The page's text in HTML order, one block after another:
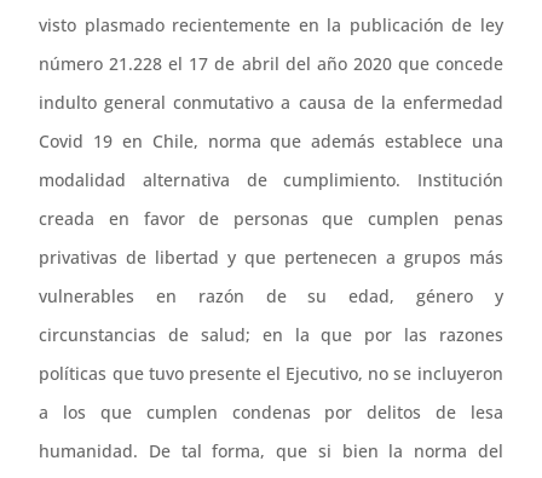
visto plasmado recientemente en la publicación de ley
número 21.228 el 17 de abril del año 2020 que concede
indulto general conmutativo a causa de la enfermedad
Covid 19 en Chile, norma que además establece una
modalidad alternativa de cumplimiento. Institución
creada en favor de personas que cumplen penas
privativas de libertad y que pertenecen a grupos más
vulnerables en razón de su edad, género y
circunstancias de salud; en la que por las razones
políticas que tuvo presente el Ejecutivo, no se incluyeron
a los que cumplen condenas por delitos de lesa
humanidad. De tal forma, que si bien la norma del